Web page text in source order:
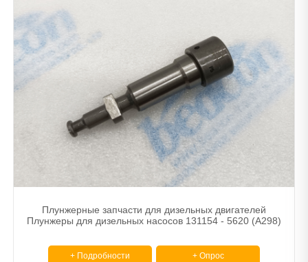
Плунжерные запчасти для дизельных двигателей
Плунжеры для дизельных насосов 131154 - 5620 (A298)
+ Подробности + Опрос